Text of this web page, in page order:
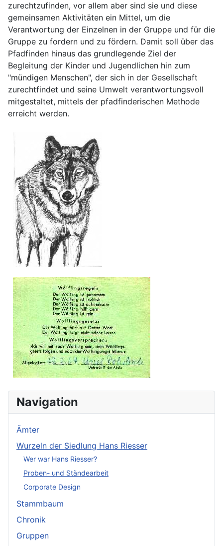
zurechtzufinden, vor allem aber sind sie und diese
gemeinsamen Aktivitäten ein Mittel, um die
Verantwortung der Einzelnen in der Gruppe und für die
Gruppe zu fordern und zu fördern. Damit soll über das
Pfadfinden hinaus das grundlegende Ziel der
Begleitung der Kinder und Jugendlichen hin zum
"mündigen Menschen", der sich in der Gesellschaft
zurechtfindet und seine Umwelt verantwortungsvoll
mitgestaltet, mittels der pfadfinderischen Methode
erreicht werden.
Navigation
Ämter
Wurzeln der Siedlung Hans Riesser
Wer war Hans Riesser?
Proben- und Ständearbeit
Corporate Design
Stammbaum
Chronik
Gruppen